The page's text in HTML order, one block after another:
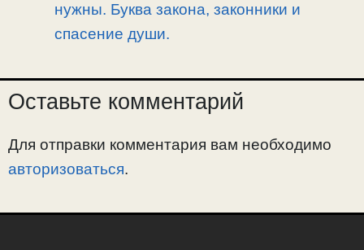
нужны. Буква закона, законники и
спасение души.
Оставьте комментарий
Для отправки комментария вам необходимо
авторизоваться.